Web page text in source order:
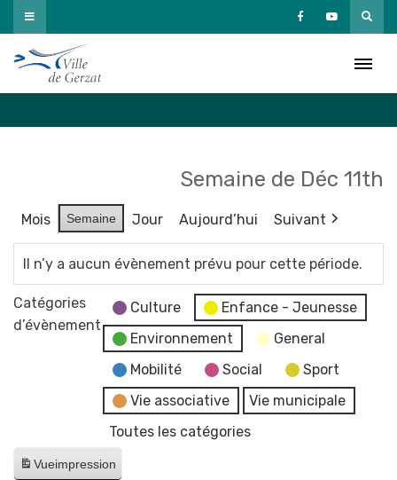
Passer
au
contenu
Semaine de Déc 11th
Mois Semaine Jour Aujourd’hui Suivant
Il n’y a aucun évènement prévu pour cette période.
Catégories
d’évènement
Culture
Enfance - Jeunesse
Environnement
General
Mobilité
Social
Sport
Vie associative
Vie municipale
Toutes les catégories
Vueimpression